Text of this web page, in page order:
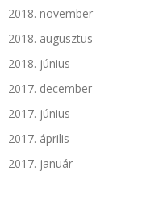
2018. november
2018. augusztus
2018. június
2017. december
2017. június
2017. április
2017. január